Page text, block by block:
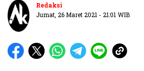
Redaksi
Jumat, 26 Maret 2021 - 21:01 WIB